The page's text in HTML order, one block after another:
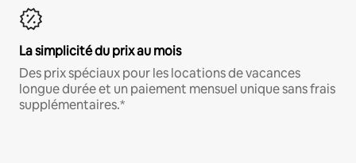
La simplicité du prix au mois
Des prix spéciaux pour les locations de vacances
longue durée et un paiement mensuel unique sans frais
supplémentaires.*